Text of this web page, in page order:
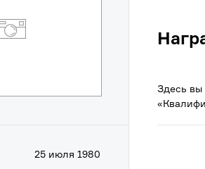
25 июля 1980
Здесь вы